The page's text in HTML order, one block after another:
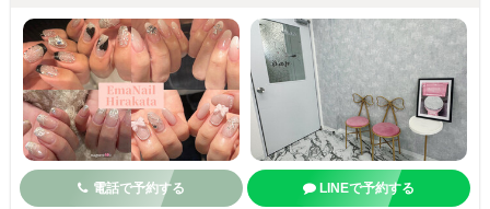
電話で予約する LINEで予約する